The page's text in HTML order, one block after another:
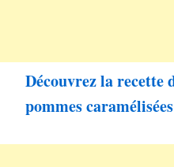
Découvrez la recette
pommes